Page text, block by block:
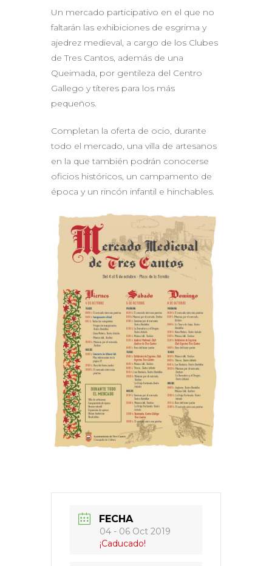
Un mercado participativo en el que no
faltarán las exhibiciones de esgrima y
ajedrez medieval, a cargo de los Clubes
de Tres Cantos, además de una
Queimada, por gentileza del Centro
Gallego y títeres para los más
pequeños.
Completan la oferta de ocio, durante
todo el mercado, una villa de artesanos
en la que también podrán conocerse
oficios históricos, un campamento de
época y un rincón infantil e hinchables.
FECHA
04 - 06 Oct 2019
¡Caducado!